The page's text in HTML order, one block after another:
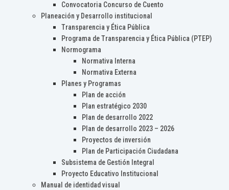
Convocatoria Concurso de Cuento
Planeación y Desarrollo institucional
Transparencia y Ética Pública
Programa de Transparencia y Ética Pública (PTEP)
Normograma
Normativa Interna
Normativa Externa
Planes y Programas
Plan de acción
Plan estratégico 2030
Plan de desarrollo 2022
Plan de desarrollo 2023 – 2026
Proyectos de inversión
Plan de Participación Ciudadana
Subsistema de Gestión Integral
Proyecto Educativo Institucional
Manual de identidad visual